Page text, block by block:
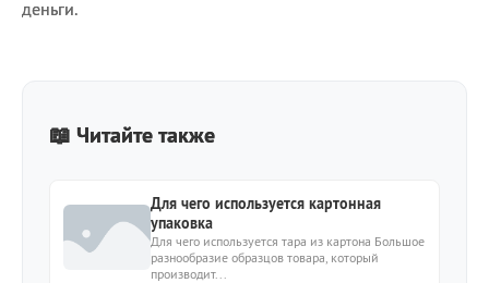
деньги.
📖 Читайте также
Для чего используется картонная
упаковка
Для чего используется тара из картона Большое
разнообразие образцов товара, который
производит...